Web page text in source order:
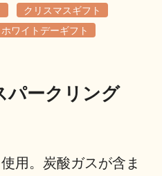
クリスマスギフト
ホワイトデーギフト
パークリング
用。炭酸ガスが含ま